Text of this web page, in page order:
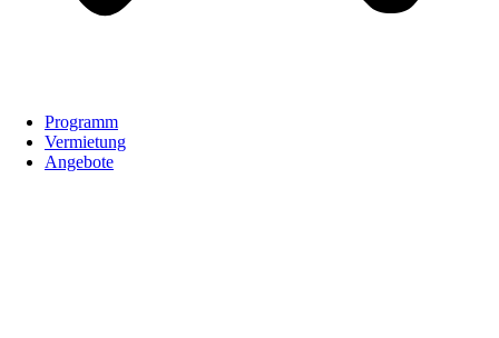
Programm
Vermietung
Angebote